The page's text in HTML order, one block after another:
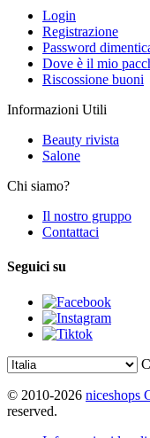
Login
Registrazione
Password
Dove è il mio
Riscossione buoni
Informazioni Utili
Beauty rivista
Salone
Chi siamo?
Il nostro gruppo
Contattaci
Seguici su
© 2010-2026 niceshops
reserved.